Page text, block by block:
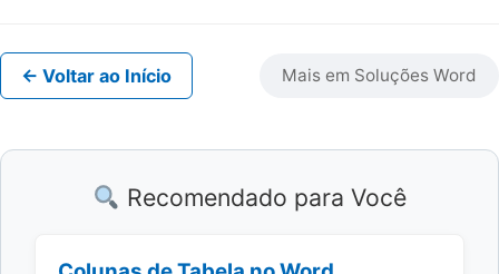
← Voltar ao Início Mais em Soluções Word
Recomendado para Você